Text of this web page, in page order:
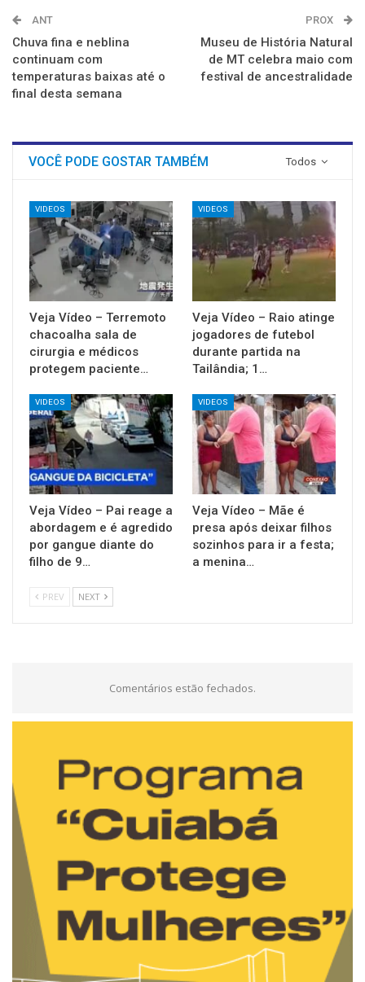
ANT
Chuva fina e neblina
continuam com
temperaturas baixas até o
final desta semana
PROX
Museu de História Natural
de MT celebra maio com
festival de ancestralidade
Todos
VOCÊ PODE GOSTAR TAMBÉM
VIDEOS
Veja Vídeo – Terremoto
chacoalha sala de
cirurgia e médicos
protegem paciente…
VIDEOS
Veja Vídeo – Raio atinge
jogadores de futebol
durante partida na
Tailândia; 1…
VIDEOS
Veja Vídeo – Pai reage a
abordagem e é agredido
por gangue diante do
filho de 9…
VIDEOS
Veja Vídeo – Mãe é
presa após deixar filhos
sozinhos para ir a festa;
a menina…
PREV NEXT
Comentários estão fechados.